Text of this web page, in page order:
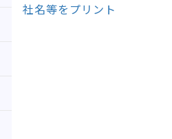
社名等をプリント